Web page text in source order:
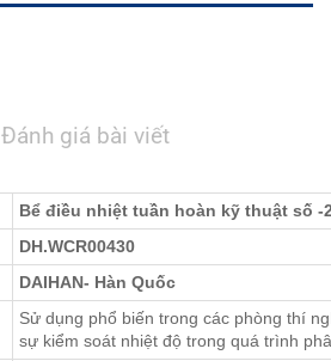
Đánh giá bài viết
Bể điều nhiệt tuần hoàn kỹ thuật số -
DH.WCR00430
DAIHAN- Hàn Quốc
Sử dụng phổ biến trong các phòng thí
sự kiểm soát nhiệt độ trong quá trình